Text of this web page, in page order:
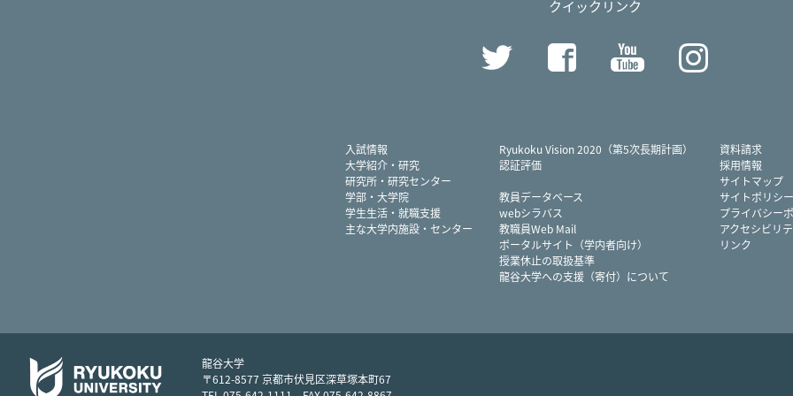
クイックリンク
Twitter FacebookYouTube
入試情報
大学紹介・研究
研究所・研究センター
学部・大学院
学生生活・就職支援
主な大学内施設・センター
Ryukoku Vision 2020（第5次長期計画）
認証評価
教員データベース
webシラバス
教職員Web Mail
ポータルサイト（学内者向け）
授業休止の取扱基準
龍谷大学への支援（寄付）について
資料請求
採用情報
サイトマップ
サイトポリシー
プライバシー
アクセシビリ
リンク
龍谷大学
〒612-8577 京都市伏見区深草塚本町67